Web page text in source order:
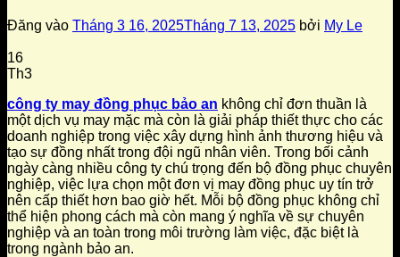
Đăng vào Tháng 3 16, 2025Tháng 7 13, 2025 bởi My Le
16
Th3
công ty may đồng phục bảo an không chỉ đơn thuần là
một dịch vụ may mặc mà còn là giải pháp thiết thực cho các
doanh nghiệp trong việc xây dựng hình ảnh thương hiệu và
tạo sự đồng nhất trong đội ngũ nhân viên. Trong bối cảnh
ngày càng nhiều công ty chú trọng đến bộ đồng phục chuyên
nghiệp, việc lựa chọn một đơn vị may đồng phục uy tín trở
nên cấp thiết hơn bao giờ hết. Mỗi bộ đồng phục không chỉ
thể hiện phong cách mà còn mang ý nghĩa về sự chuyên
nghiệp và an toàn trong môi trường làm việc, đặc biệt là
trong ngành bảo an.